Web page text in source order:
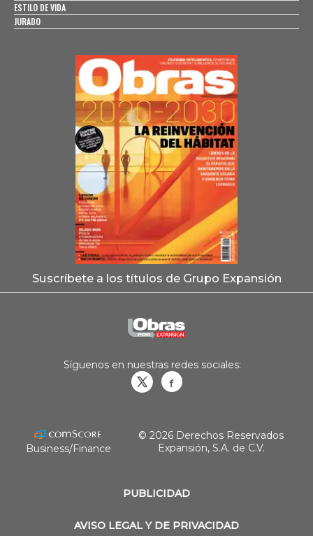
ESTILO DE VIDA
JURADO
Suscríbete a los títulos de Grupo Expansión
PUBLICIDAD
AVISO LEGAL Y DE PRIVACIDAD
Síguenos en nuestras redes sociales:
Business/Finance
© 2026 Derechos Reservados
Expansión, S.A. de C.V.